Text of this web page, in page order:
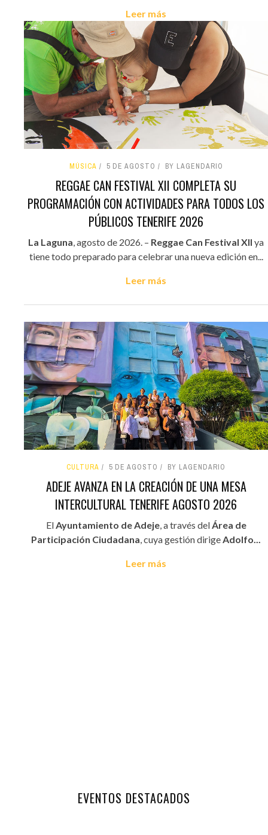
Leer más
MÚSICA 5 DE AGOSTO BY LAGENDARIO
REGGAE CAN FESTIVAL XII COMPLETA SU
PROGRAMACIÓN CON ACTIVIDADES PARA TODOS LOS
PÚBLICOS TENERIFE 2026
La Laguna, agosto de 2026. – Reggae Can Festival XII ya
tiene todo preparado para celebrar una nueva edición en...
Leer más
CULTURA 5 DE AGOSTO BY LAGENDARIO
ADEJE AVANZA EN LA CREACIÓN DE UNA MESA
INTERCULTURAL TENERIFE AGOSTO 2026
ElAyuntamiento de Adeje, a través delÁrea de
Participación Ciudadana, cuya gestión dirigeAdolfo...
Leer más
EVENTOS DESTACADOS